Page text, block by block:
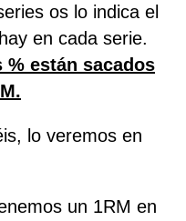
os lo indica el
en cada serie.
% están sacados
lo veremos en
un 1RM en